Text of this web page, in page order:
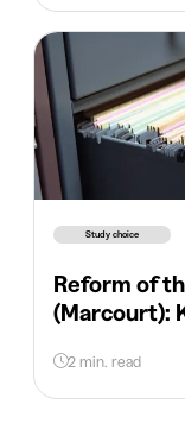
Study choice
Reform of
(Marcourt):
2 min. read